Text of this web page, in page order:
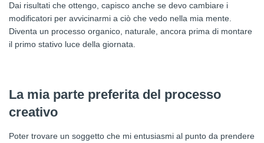
Dai risultati che ottengo, capisco anche se devo cambiare i
modificatori per avvicinarmi a ciò che vedo nella mia mente.
Diventa un processo organico, naturale, ancora prima di montare
il primo stativo luce della giornata.
La mia parte preferita del processo
creativo
Poter trovare un soggetto che mi entusiasmi al punto da prendere